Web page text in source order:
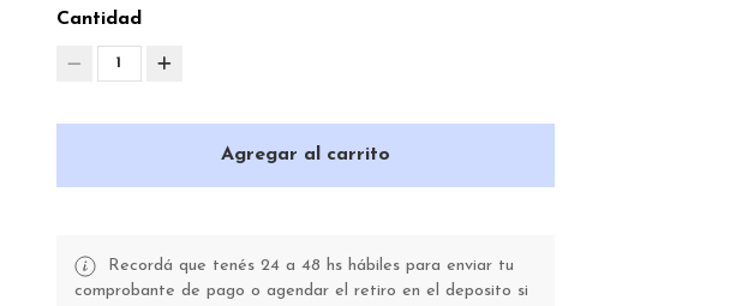
Cantidad
1
Agregar al carrito
Recordá que tenés 24 a 48 hs hábiles para enviar tu
comprobante de pago o agendar el retiro en el deposito si